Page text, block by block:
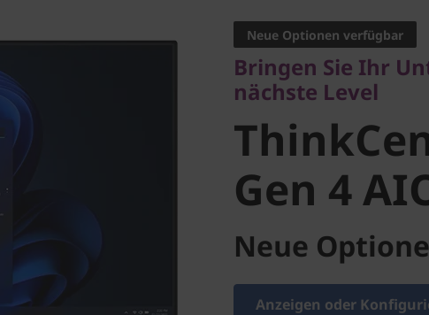
nächste Level
30a Gen
Intel)
Neue Optionen verfügbar
Bringen Sie Ihr
nächste Level
Gen 4
Neue
Anzeigen oder